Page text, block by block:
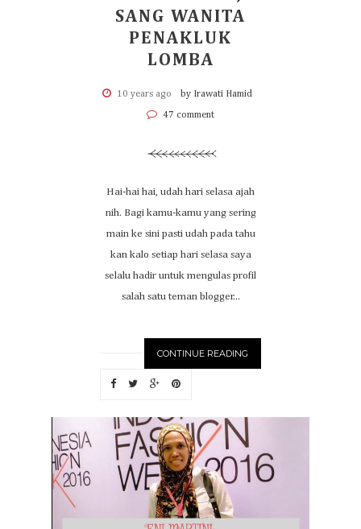
SANG WANITA
PENAKLUK
LOMBA
10 years ago by Irawati Hamid
47 comment
Hai-hai hai, udah hari selasa ajah
nih. Bagi kamu-kamu yang sering
main ke sini pasti udah pada tahu
kan kalo setiap hari selasa saya
selalu hadir untuk mengulas profil
salah satu teman blogger...
CONTINUE READING